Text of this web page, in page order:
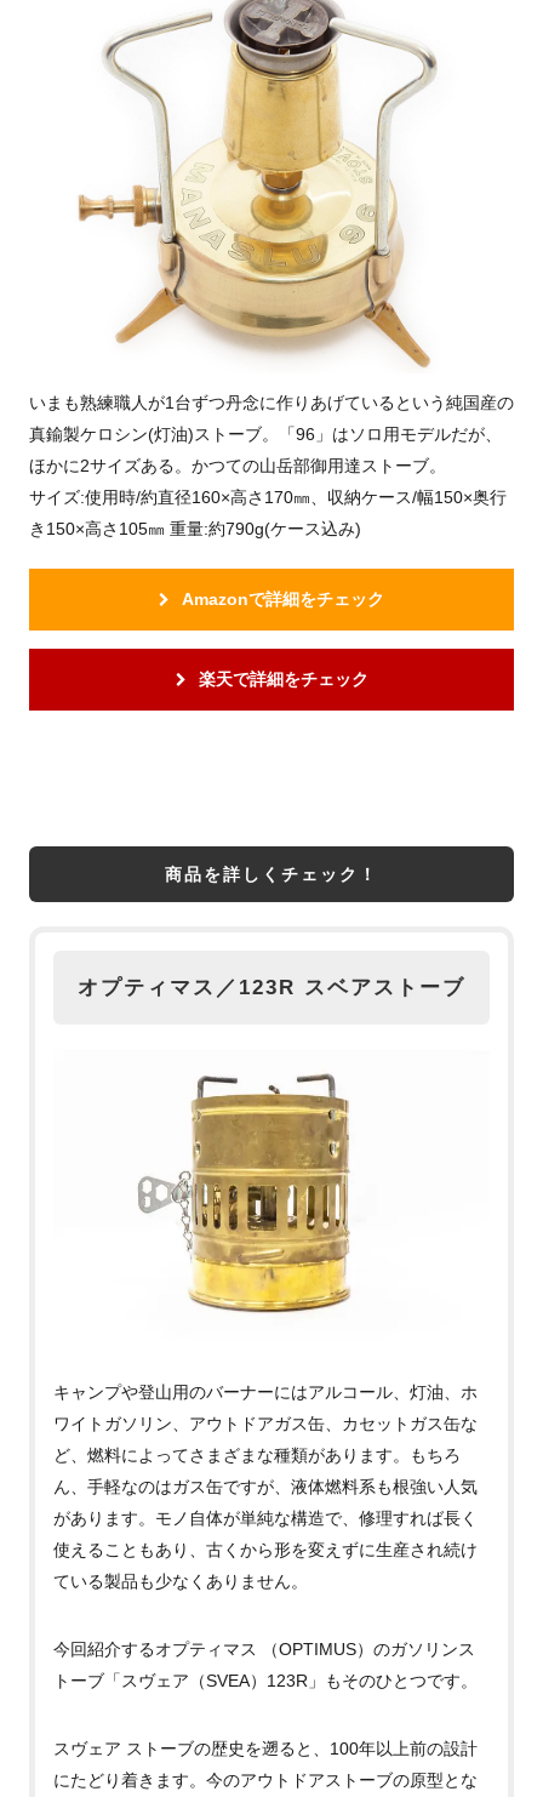
いまも熟練職人が1台ずつ丹念に作りあげているという純国産の
真鍮製ケロシン(灯油)ストーブ。「96」はソロ用モデルだが、
ほかに2サイズある。かつての山岳部御用達ストーブ。
サイズ:使用時/約直径160×高さ170㎜、収納ケース/幅150×奥行
き150×高さ105㎜ 重量:約790g(ケース込み)
Amazonで詳細をチェック
楽天で詳細をチェック
商品を詳しくチェック！
オプティマス／123R スベアストーブ
キャンプや登山用のバーナーにはアルコール、灯油、ホ
ワイトガソリン、アウトドアガス缶、カセットガス缶な
ど、燃料によってさまざまな種類があります。もちろ
ん、手軽なのはガス缶ですが、液体燃料系も根強い人気
があります。モノ自体が単純な構造で、修理すれば長く
使えることもあり、古くから形を変えずに生産され続け
ている製品も少なくありません。
今回紹介するオプティマス （OPTIMUS）のガソリンス
トーブ「スヴェア（SVEA） 123R 」もそのひとつです。
スヴェア ストーブの歴史を遡ると、 100年以上前の設計
にたどり着きます。今のアウトドアストーブの原型とな